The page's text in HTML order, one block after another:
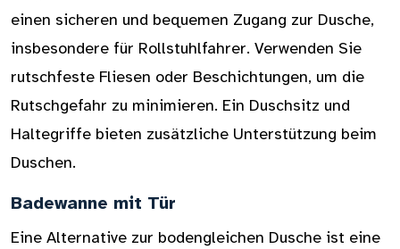
einen sicheren und bequemen Zugang zur Dusche,
insbesondere für Rollstuhlfahrer. Verwenden Sie
rutschfeste Fliesen oder Beschichtungen, um die
Rutschgefahr zu minimieren. Ein Duschsitz und
Haltegriffe bieten zusätzliche Unterstützung beim
Duschen.
Badewanne mit Tür
Eine Alternative zur bodengleichen Dusche ist eine